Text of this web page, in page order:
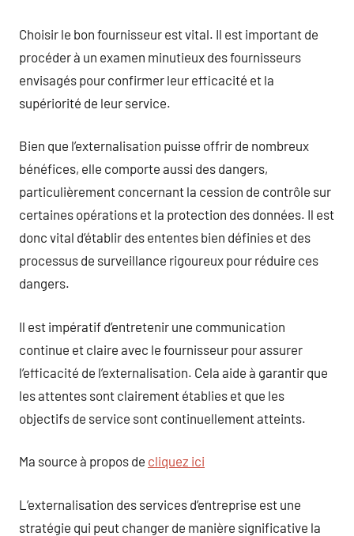
Choisir le bon fournisseur est vital. Il est important de
procéder à un examen minutieux des fournisseurs
envisagés pour confirmer leur efficacité et la
supériorité de leur service.
Bien que l’externalisation puisse offrir de nombreux
bénéfices, elle comporte aussi des dangers,
particulièrement concernant la cession de contrôle sur
certaines opérations et la protection des données. Il est
donc vital d’établir des ententes bien définies et des
processus de surveillance rigoureux pour réduire ces
dangers.
Il est impératif d’entretenir une communication
continue et claire avec le fournisseur pour assurer
l’efficacité de l’externalisation. Cela aide à garantir que
les attentes sont clairement établies et que les
objectifs de service sont continuellement atteints.
Ma source à propos de cliquez ici
L’externalisation des services d’entreprise est une
stratégie qui peut changer de manière significative la